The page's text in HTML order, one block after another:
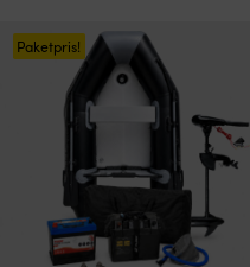
var:
25
048 kr.
Paketpris!